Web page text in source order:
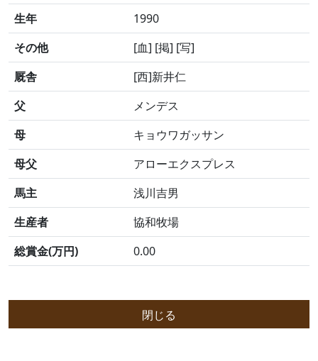
生年
1990
その他
[血] [掲] [写]
厩舎
[西]新井仁
父
メンデス
母
キョウワガッサン
母父
アローエクスプレス
馬主
浅川吉男
生産者
協和牧場
総賞金(万円)
0.00
閉じる